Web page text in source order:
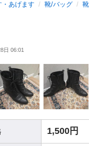
・あげます 靴/バッグ 靴
日 06:01
1,500円